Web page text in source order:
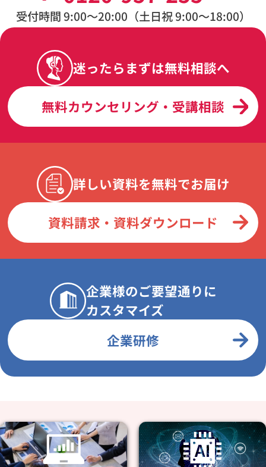
受付時間 9:00〜20:00（土日祝 9:00〜18:00）
迷ったらまずは無料相談へ
無料カウンセリング・受講相談
詳しい資料を無料でお届け
資料請求・資料ダウンロード
企業様のご要望通りに
カスタマイズ
企業研修